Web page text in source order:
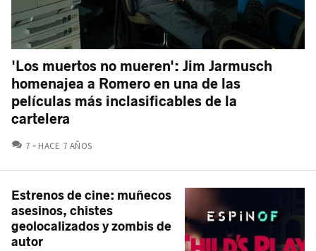
'Los muertos no mueren': Jim Jarmusch
homenajea a Romero en una de las
películas más inclasificables de la
cartelera
7 COMENTARIOS
HACE 7 AÑOS
Estrenos de cine: muñecos
asesinos, chistes
geolocalizados y zombis de
autor